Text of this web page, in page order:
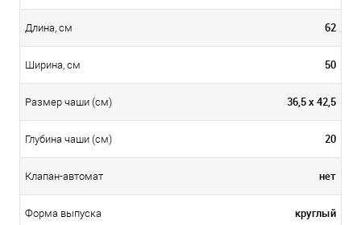
Длина, см 62
Ширина, см 50
Размер чаши (см) 36,5 х 42,5
Глубина чаши (см) 20
Клапан-автомат нет
Форма выпуска круглый